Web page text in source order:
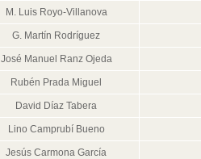
M. Luis Royo-Villanova
G. Martín Rodríguez
José Manuel Ranz Ojeda
Rubén Prada Miguel
David Díaz Tabera
Lino Camprubí Bueno
Jesús Carmona García